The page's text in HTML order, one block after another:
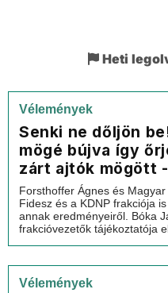
Heti
Vélemények
Senki ne dőljön
mögé bújva így
zárt ajtók mögött
Forsthoffer Ágnes és
Fidesz és a KDNP frakciója
annak eredményeiről. Bóka
frakcióvezetők tájékoztatója
Vélemények